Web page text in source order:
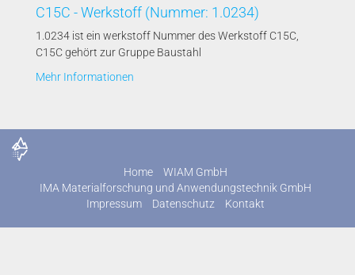
C15C - Werkstoff (Nummer: 1.0234)
1.0234 ist ein werkstoff Nummer des Werkstoff C15C,
C15C gehört zur Gruppe Baustahl
Mehr Informationen
Home
WIAM GmbH
IMA Materialforschung und Anwendungstechnik GmbH
Impressum
Datenschutz Kontakt